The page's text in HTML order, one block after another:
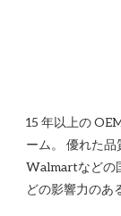
15 年以上の
ーム。 優れた
Walmartなどの